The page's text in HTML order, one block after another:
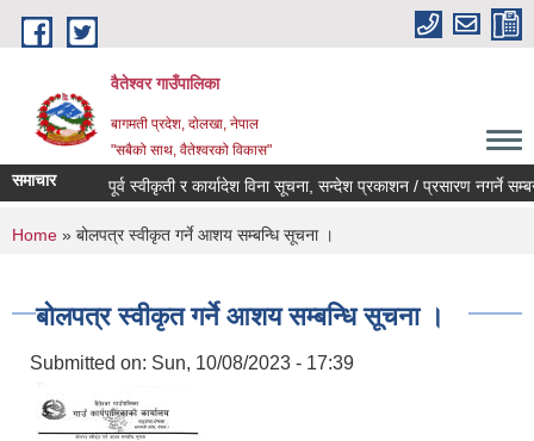
Skip to main content
वैतेश्वर गाउँपालिका
बागमती प्रदेश, दाेलखा, नेपाल
"सबैको साथ, वैतेश्वरको विकास"
समाचार पूर्व स्वीकृती र कार्यादेश विना सूचना, सन्देश प्रकाशन / प्रसारण नगर्ने सम्बन्धी
You are here
Home » बोलपत्र स्वीकृत गर्ने आशय सम्बन्धि सूचना ।
बोलपत्र स्वीकृत गर्ने आशय सम्बन्धि सूचना ।
Submitted on: Sun, 10/08/2023 - 17:39